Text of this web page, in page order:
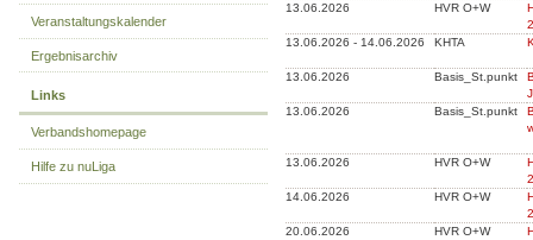
Veranstaltungskalender
Ergebnisarchiv
Links
Verbandshomepage
Hilfe zu nuLiga
13.06.2026
HVR O+W
13.06.2026 - 14.06.2026
KHTA
13.06.2026 Basis_St.punkt
13.06.2026
Basis_St.punkt
13.06.2026 HVR O+W
14.06.2026
HVR O+W
20.06.2026
HVR O+W